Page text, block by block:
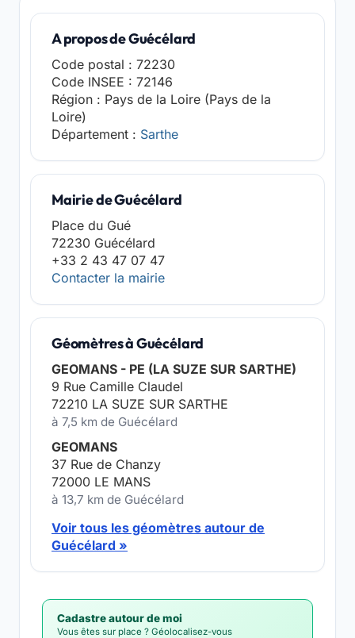
A propos de Guécélard
Code postal : 72230
Code INSEE : 72146
Région : Pays de la Loire (Pays de la
Loire)
Département : Sarthe
Mairie de Guécélard
Place du Gué
72230 Guécélard
+33 2 43 47 07 47
Contacter la mairie
Géomètres à Guécélard
GEOMANS - PE (LA SUZE SUR SARTHE)
9 Rue Camille Claudel
72210 LA SUZE SUR SARTHE
à 7,5 km de Guécélard
GEOMANS
37 Rue de Chanzy
72000 LE MANS
à 13,7 km de Guécélard
Voir tous les géomètres autour de
Guécélard »
Cadastre autour de moi
Vous êtes sur place ? Géolocalisez-vous